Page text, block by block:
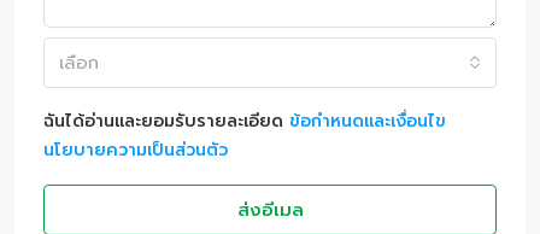
เลือก
ฉันได้อ่านและยอมรับรายละเอียด ข้อกำหนดและเงื่อนไข
นโยบายความเป็นส่วนตัว
ส่งอีเมล